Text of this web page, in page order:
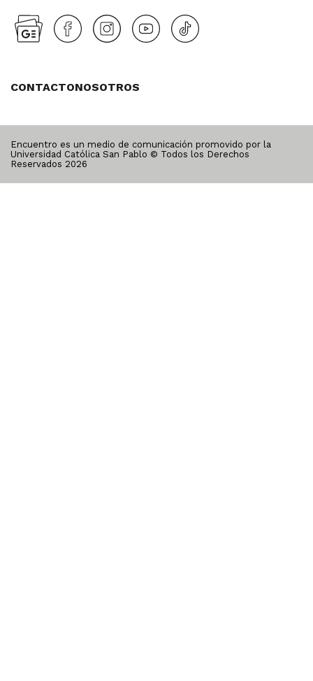
CONTACTONOSOTROS
Encuentro es un medio de comunicación promovido por la
Universidad Católica San Pablo © Todos los Derechos
Reservados 2026